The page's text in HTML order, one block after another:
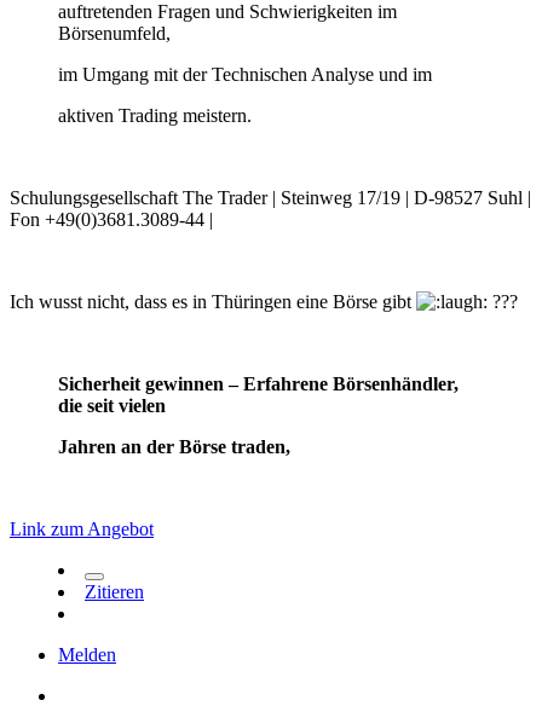
auftretenden Fragen und Schwierigkeiten im
Börsenumfeld,
im Umgang mit der Technischen Analyse und im
aktiven Trading meistern.
Schulungsgesellschaft The Trader | Steinweg 17/19 | D-98527 Suhl |
Fon +49(0)3681.3089-44 |
Ich wusst nicht, dass es in Thüringen eine Börse gibt ???
Sicherheit gewinnen – Erfahrene Börsenhändler,
die seit vielen
Jahren an der Börse traden,
Link zum Angebot
Zitieren
Melden